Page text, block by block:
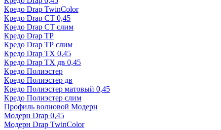
Кредо Drap TwinColor
Кредо Drap СТ 0,45
Кредо Drap СТ слим
Кредо Drap ТР
Кредо Drap ТР слим
Кредо Drap ТХ 0,45
Кредо Drap ТХ дв 0,45
Кредо Полиэстер
Кредо Полиэстер дв
Кредо Полиэстер матовый 0,45
Кредо Полиэстер слим
Профиль волновой Модерн
Модерн Drap 0,45
Модерн Drap TwinColor